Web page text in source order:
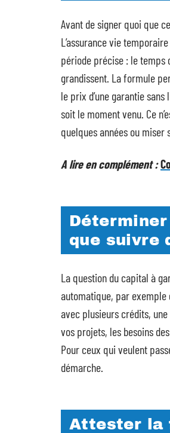
Avant de signer quoi que
L’assurance vie
période précise : le temps
grandissent. La formule
le prix d’une garantie
soit le moment venu. Ce
quelques années ou miser
A lire en complément :
que suivre
La question du capital à
automatique, par exemple
avec plusieurs crédits,
vos projets, les besoins
Pour ceux qui veulent
démarche.
Attester la